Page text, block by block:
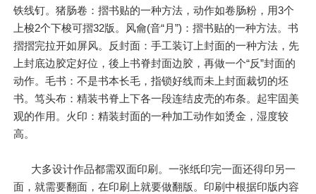
铁线钉。猪肠卷：摺书贴的一种方法，动作如卷肠粉，用3个
上梭2个下梭可摺32版。风龠(音“月”)：摺书贴的一种方法。书
摺摺完拉开如屏风。反封面：手工装订上封面的一种方法，先
上封底边胶定好位，後上书脊封面边胶，再做一个“反”封面的
动作。毛书：不是书本长毛，指锁好线而未上封面裁切的坯
书。笃头布：精装书脊上下各一段连结皮壳的布条。起牢固美
观的作用。火印：精装封面的一种加工动作如烫金，湿度较
高。
大多设计作品都需双面印刷。一张纸印完一面还得印另一
面，就需要翻面，在印刷上就要做翻版。印刷中根据印版内容